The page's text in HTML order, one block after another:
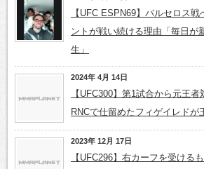
【UFC ESPN69】バルセロス
ントが戦い続ける理由「毎日が
生」
2024年 4月 14日
【UFC300】第1試合から元王
RNCで仕留めたフィゲイレドが
2023年 12月 17日
【UFC296】右カーフを受ける